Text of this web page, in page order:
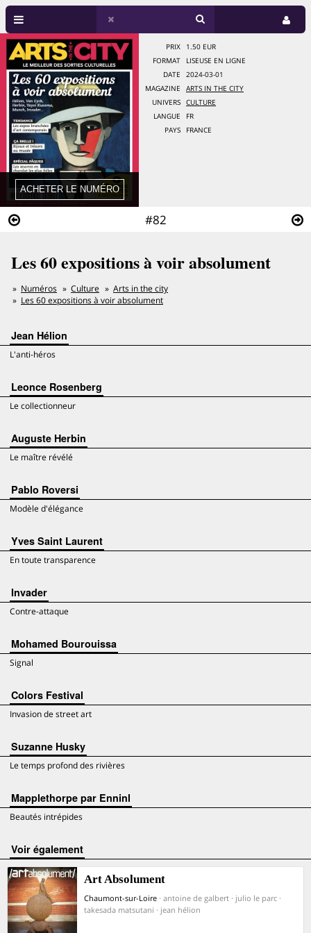
#82
PRIX
1.50 EUR
FORMAT
LISEUSE EN LIGNE
DATE
2024-03-01
MAGAZINE
ARTS IN THE CITY
UNIVERS
CULTURE
LANGUE
FR
PAYS
FRANCE
Les 60 expositions à voir absolument
Numéros Culture
Arts in the city
Les 60 expositions à voir absolument
Jean Hélion
L'anti-héros
Leonce Rosenberg
Le collectionneur
Auguste Herbin
Le maître révélé
Pablo Roversi
Modèle d'élégance
Yves Saint Laurent
En toute transparence
Invader
Contre-attaque
Mohamed Bourouissa
Signal
Colors Festival
Invasion de street art
Suzanne Husky
Le temps profond des rivières
Mapplethorpe par Enninl
Beautés intrépides
voir également
Art Absolument
Chaumont-sur-Loire · antoine de galbert · julio le parc ·
takesada matsutani · jean hélion